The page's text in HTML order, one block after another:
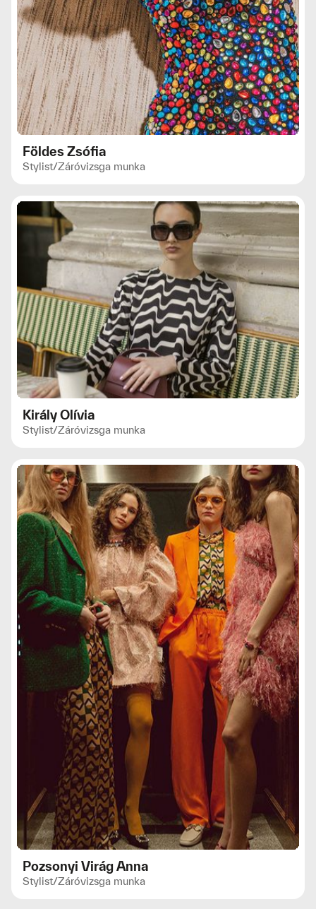
Földes Zsófia
Stylist/Záróvizsga munka
Király Olívia
Stylist/Záróvizsga munka
Pozsonyi Virág Anna
Stylist/Záróvizsga munka